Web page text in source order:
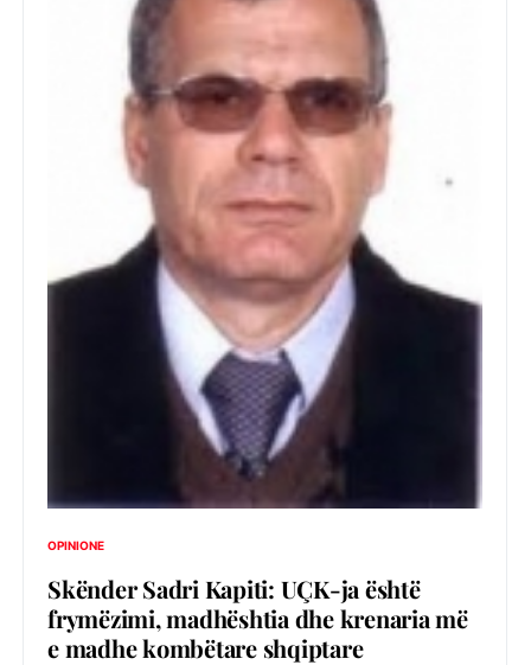
OPINIONE
Skënder Sadri Kapiti: UÇK-ja është
frymëzimi, madhështia dhe krenaria më
e madhe kombëtare shqiptare